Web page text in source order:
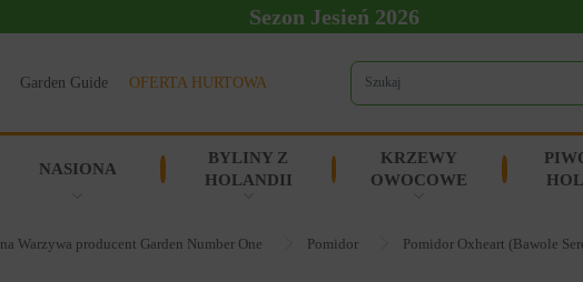
Sezon Jesień 2026
Garden Guide OFERTA HURTOWA
NASIONA
BYLINY Z
HOLANDII
KRZEWY
OWOCOWE
Warzywa producent Garden Number One Pomidor Pomidor Oxheart (Bawole